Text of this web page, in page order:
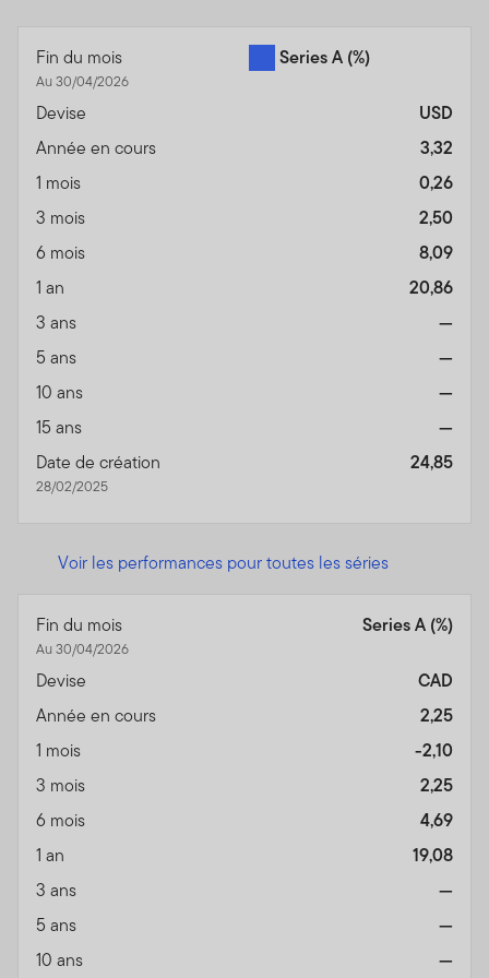
Fin du mois
Au 30/04/2026
Series A (%)
Devise
USD
Année en cours
3,32
1 mois
0,26
3 mois
2,50
6 mois
8,09
1 an
20,86
3 ans
—
5 ans
—
10 ans
—
15 ans
—
Date de création
28/02/2025
24,85
Voir les performances pour toutes les séries
Fin du mois
Au 30/04/2026
Series A (%)
Devise
CAD
Année en cours
2,25
1 mois
-2,10
3 mois
2,25
6 mois
4,69
1 an
19,08
3 ans
—
5 ans
—
10 ans
—